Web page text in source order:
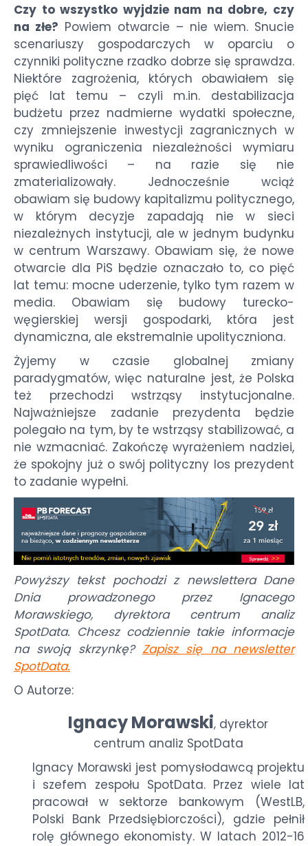
Czy to wszystko wyjdzie nam na dobre, czy
na złe? Powiem otwarcie – nie wiem. Snucie
scenariuszy gospodarczych w oparciu o
czynniki polityczne rzadko dobrze się sprawdza.
Niektóre zagrożenia, których obawiałem się
pięć lat temu – czyli m.in. destabilizacja
budżetu przez nadmierne wydatki społeczne,
czy zmniejszenie inwestycji zagranicznych w
wyniku ograniczenia niezależności wymiaru
sprawiedliwości – na razie się nie
zmaterializowały. Jednocześnie wciąż
obawiam się budowy kapitalizmu politycznego,
w którym decyzje zapadają nie w sieci
niezależnych instytucji, ale w jednym budynku
w centrum Warszawy. Obawiam się, że nowe
otwarcie dla PiS będzie oznaczało to, co pięć
lat temu: mocne uderzenie, tylko tym razem w
media. Obawiam się budowy turecko-
węgierskiej wersji gospodarki, która jest
dynamiczna, ale ekstremalnie upolityczniona.
Żyjemy w czasie globalnej zmiany
paradygmatów, więc naturalne jest, że Polska
też przechodzi wstrząsy instytucjonalne.
Najważniejsze zadanie prezydenta będzie
polegało na tym, by te wstrząsy stabilizować, a
nie wzmacniać. Zakończę wyrażeniem nadziei,
że spokojny już o swój polityczny los prezydent
to zadanie wypełni.
Powyższy tekst pochodzi z newslettera Dane
Dnia prowadzonego przez Ignacego
Morawskiego, dyrektora centrum analiz
SpotData. Chcesz codziennie takie informacje
na swoją skrzynkę? Zapisz się na newsletter
SpotData.
O Autorze:
Ignacy Morawski, dyrektor
centrum analiz SpotData
Ignacy Morawski jest pomysłodawcą projektu
i szefem zespołu SpotData. Przez wiele lat
pracował w sektorze bankowym (WestLB,
Polski Bank Przedsiębiorczości), gdzie pełnił
rolę głównego ekonomisty. W latach 2012-16